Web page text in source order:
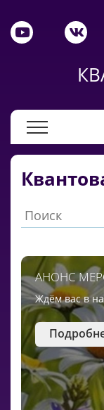
АНОНС
Ждём вас в